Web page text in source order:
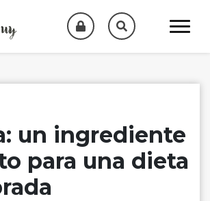
un ingrediente
para una dieta